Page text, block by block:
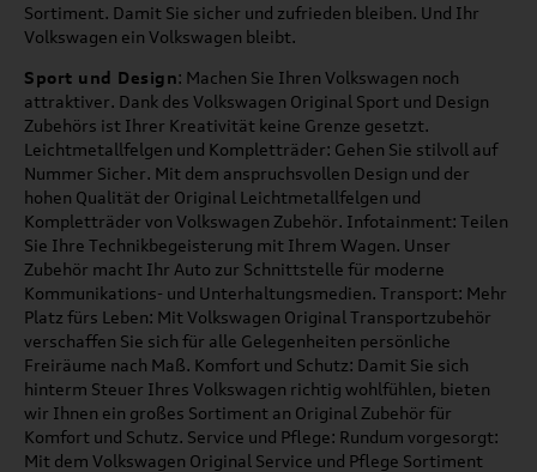
Sortiment. Damit Sie sicher und zufrieden bleiben. Und Ihr
Volkswagen ein Volkswagen bleibt.
Sport und Design: Machen Sie Ihren Volkswagen noch
attraktiver. Dank des Volkswagen Original Sport und Design
Zubehörs ist Ihrer Kreativität keine Grenze gesetzt.
Leichtmetallfelgen und Kompletträder: Gehen Sie stilvoll auf
Nummer Sicher. Mit dem anspruchsvollen Design und der
hohen Qualität der Original Leichtmetallfelgen und
Kompletträder von Volkswagen Zubehör. Infotainment: Teilen
Sie Ihre Technikbegeisterung mit Ihrem Wagen. Unser
Zubehör macht Ihr Auto zur Schnittstelle für moderne
Kommunikations- und Unterhaltungsmedien. Transport: Mehr
Platz fürs Leben: Mit Volkswagen Original Transportzubehör
verschaffen Sie sich für alle Gelegenheiten persönliche
Freiräume nach Maß. Komfort und Schutz: Damit Sie sich
hinterm Steuer Ihres Volkswagen richtig wohlfühlen, bieten
wir Ihnen ein großes Sortiment an Original Zubehör für
Komfort und Schutz. Service und Pflege: Rundum vorgesorgt:
Mit dem Volkswagen Original Service und Pflege Sortiment